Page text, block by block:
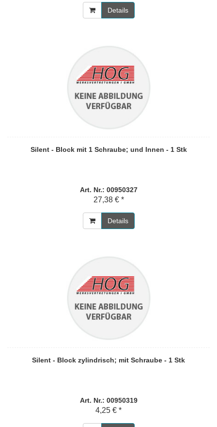
Details
Silent - Block mit 1 Schraube; und Innen - 1 Stk
Art. Nr.: 00950327
27,38 € *
Details
Silent - Block zylindrisch; mit Schraube - 1 Stk
Art. Nr.: 00950319
4,25 € *